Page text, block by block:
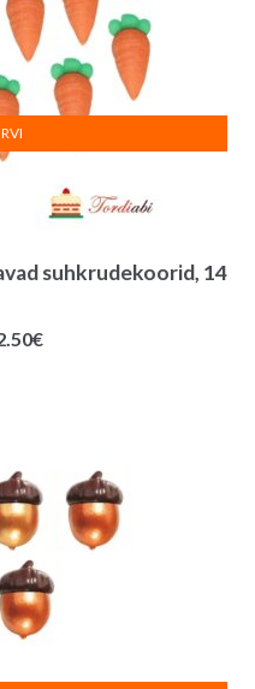
suhkrudekoorid, 14
€Praegune